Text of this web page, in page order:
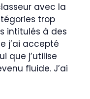
avec la
trop
intitulés à des
j’ai accepté
que j’utilise
fluide. J’ai